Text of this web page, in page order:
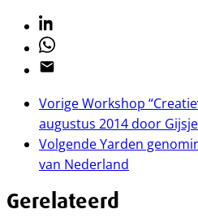
Linkedin
Whatsapp
Email
VorigeWorkshop
augustus 2014 door
VolgendeYarden
van Nederland
Gerelateerd